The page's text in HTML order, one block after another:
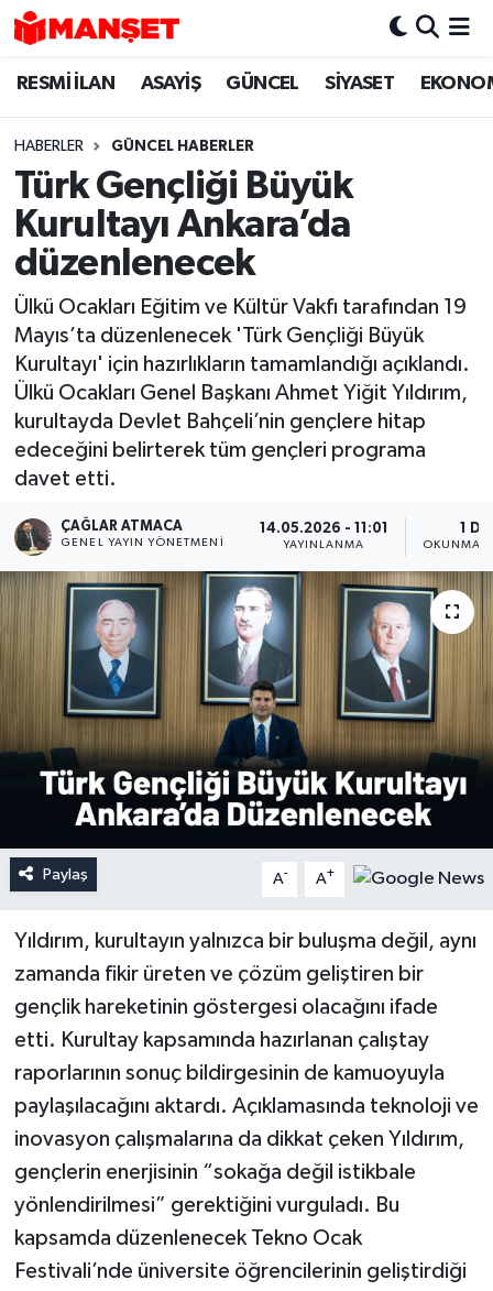
RESMİ İLAN ASAYİŞ GÜNCEL SİYASET
HABERLER GÜNCEL HABERLER
Türk Gençliği Büyük
Kurultayı Ankara’da
düzenlenecek
Ülkü Ocakları Eğitim ve Kültür Vakfı tarafından 19
Mayıs’ta düzenlenecek 'Türk Gençliği Büyük
Kurultayı' için hazırlıkların tamamlandığı açıklandı.
Ülkü Ocakları Genel Başkanı Ahmet Yiğit Yıldırım,
kurultayda Devlet Bahçeli’nin gençlere hitap
edeceğini belirterek tüm gençleri programa
davet etti.
ÇAĞLAR ATMACA
GENEL YAYIN YÖNETMENI
14.05.2026 - 11:01
YAYINLANMA
1 DK
OKUNMA
Paylaş A- A+
Yıldırım, kurultayın yalnızca bir buluşma değil, aynı
zamanda fikir üreten ve çözüm geliştiren bir
gençlik hareketinin göstergesi olacağını ifade
etti. Kurultay kapsamında hazırlanan çalıştay
raporlarının sonuç bildirgesinin de kamuoyuyla
paylaşılacağını aktardı. Açıklamasında teknoloji ve
inovasyon çalışmalarına da dikkat çeken Yıldırım,
gençlerin enerjisinin “sokağa değil istikbale
yönlendirilmesi” gerektiğini vurguladı. Bu
kapsamda düzenlenecek Tekno Ocak
Festivali’nde üniversite öğrencilerinin geliştirdiği
Hava Durumu
Trafik Durumu
Süper Lig Puan Durumu ve Fikstür
Tüm Manşetler
Son Dakika Haberleri
Haber Arşivi